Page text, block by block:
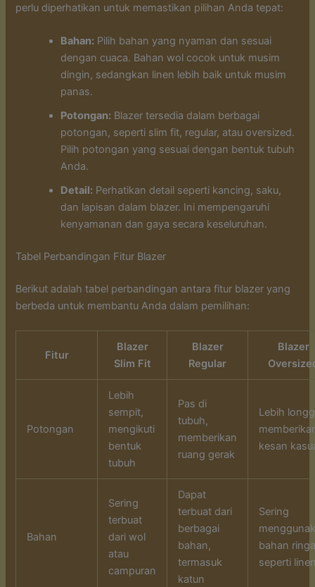
perlu diperhatikan untuk memastikan pilihan Anda tepat:
Bahan: Pilih bahan yang nyaman dan sesuai
dengan cuaca. Bahan wol cocok untuk musim
dingin, sedangkan linen lebih baik untuk musim
panas.
Potongan: Blazer tersedia dalam berbagai
potongan, seperti slim fit, regular, atau oversized.
Pilih potongan yang sesuai dengan bentuk tubuh
Anda.
Detail: Perhatikan detail seperti kancing, saku,
dan lapisan dalam blazer. Ini mempengaruhi
kenyamanan dan gaya secara keseluruhan.
Tabel Perbandingan Fitur Blazer
Berikut adalah tabel perbandingan antara fitur blazer yang
berbeda untuk membantu Anda dalam pemilihan:
Fitur
Blazer
Slim Fit
Blazer
Regular
Blazer
Potongan
Lebih
sempit,
mengikuti
bentuk
tubuh
Pas di
tubuh,
memberikan
ruang gerak
Lebih
kesan
Bahan
Sering
terbuat
dari wol
atau
campuran
Dapat
terbuat dari
berbagai
bahan,
termasuk
katun
Sering
bahan
seperti